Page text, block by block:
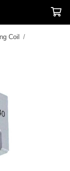
Coil
/